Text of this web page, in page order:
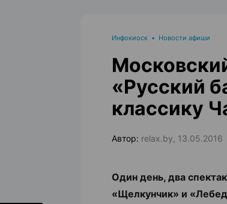
Инфокиоск • Новости афиши
«Русский
классику
Автор: relax.by, 13.05.2016
Один день, два
«Щелкунчик» и